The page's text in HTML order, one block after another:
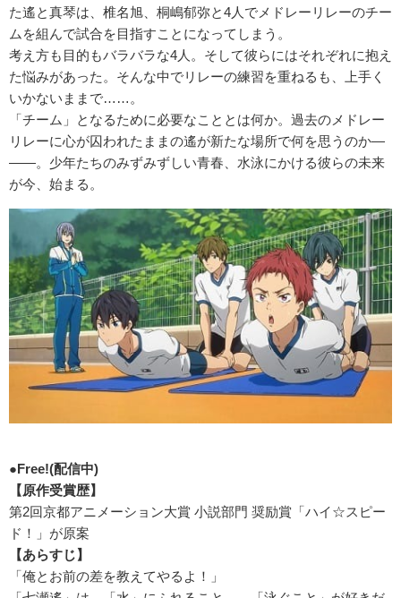
た遙と真琴は、椎名旭、桐嶋郁弥と4人でメドレーリレーのチー
ムを組んで試合を目指すことになってしまう。
考え方も目的もバラバラな4人。そして彼らにはそれぞれに抱え
た悩みがあった。そんな中でリレーの練習を重ねるも、上手く
いかないままで……。
「チーム」となるために必要なこととは何か。過去のメドレー
リレーに心が囚われたままの遙が新たな場所で何を思うのか―
――。少年たちのみずみずしい青春、水泳にかける彼らの未来
が今、始まる。
●Free!(配信中)
【原作受賞歴】
第2回京都アニメーション大賞 小説部門 奨励賞「ハイ☆スピー
ド！」が原案
【あらすじ】
「俺とお前の差を教えてやるよ！」